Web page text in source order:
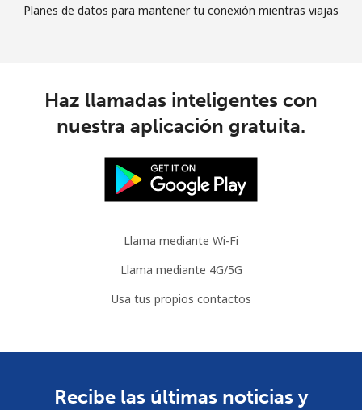
Planes de datos para mantener tu conexión mientras viajas
Haz llamadas inteligentes con
nuestra aplicación gratuita.
Llama mediante Wi-Fi
Llama mediante 4G/5G
Usa tus propios contactos
Recibe las últimas noticias y